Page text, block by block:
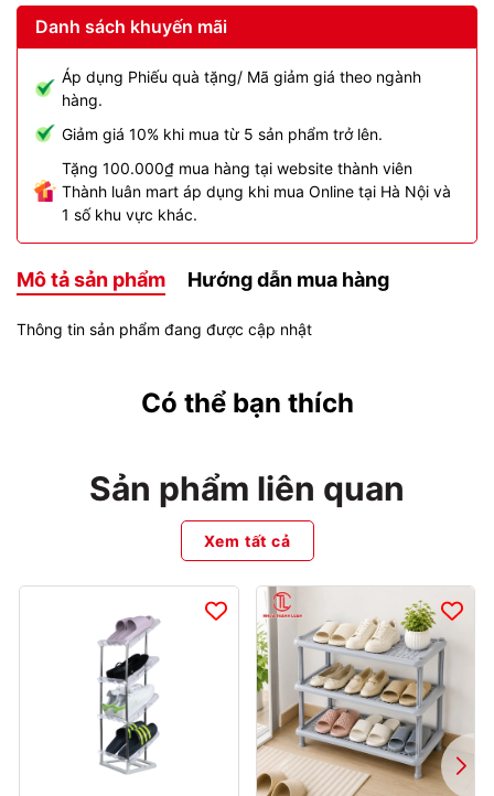
Danh sách khuyến mãi
Áp dụng Phiếu quà tặng/ Mã giảm giá theo ngành
hàng.
Giảm giá 10% khi mua từ 5 sản phẩm trở lên.
Tặng 100.000₫ mua hàng tại website thành viên
Thành luân mart áp dụng khi mua Online tại Hà Nội và
1 số khu vực khác.
Mô tả sản phẩm Hướng dẫn mua hàng
Thông tin sản phẩm đang được cập nhật
Có thể bạn thích
Sản phẩm liên quan
Xem tất cả